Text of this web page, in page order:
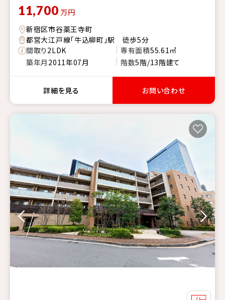
11,700 万円
新宿区市谷薬王寺町
都営大江戸線「牛込柳町」駅 徒歩5分
間取り2LDK 専有面積55.61㎡
築年月 2011年07月 階数5階/13階建て
詳細を見る お問い合わせ